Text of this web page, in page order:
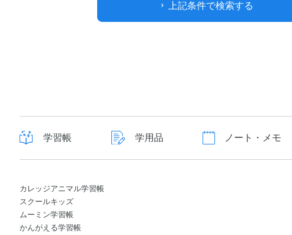
上記条件で検索する
学習帳 学用品 ノート・メモ
カレッジアニマル学習帳
スクールキッズ
ムーミン学習帳
かんがえる学習帳